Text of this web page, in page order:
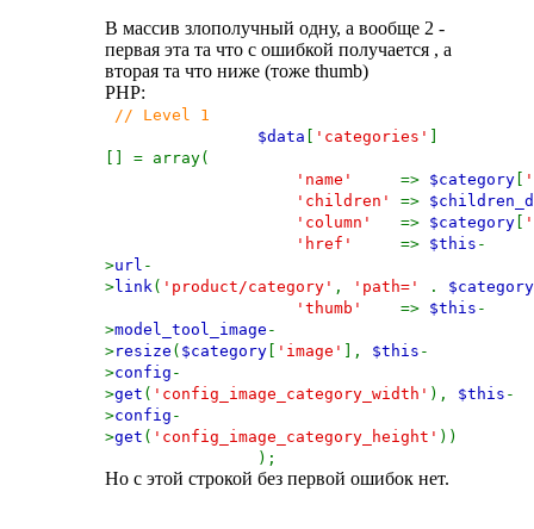
В массив злополучный одну, а вообще 2 -
первая эта та что с ошибкой получается , а
вторая та что ниже (тоже thumb)
PHP:
// Level 1
$data
'categories'
[] = array(
'name' => $category
'children' =>
'column' => $category
'href' => $this -
>url -
>link( 'product/category' , 'path=' . $category
'thumb' => $this -
>model_tool_image -
>resize ( $category 'image' ], $this -
>config -
>get ( 'config_image_category_width' ), $this -
>config -
>get ( 'config_image_category_height' ))
);
Но с этой строкой без первой ошибок нет.